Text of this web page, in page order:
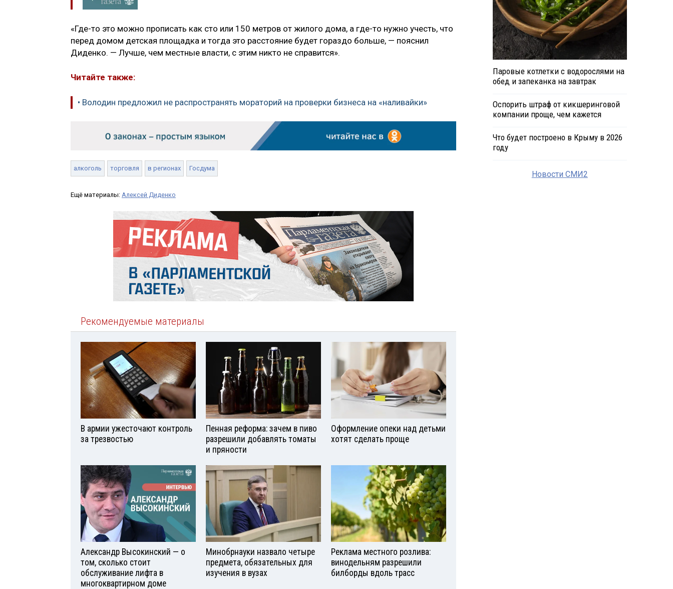
«Где-то это можно прописать как сто или 150 метров от жилого дома, а где-то нужно учесть, что
перед домом детская площадка и тогда это расстояние будет гораздо больше, — пояснил
Диденко. — Лучше, чем местные власти, с этим никто не справится».
Читайте также:
• Володин предложил не распространять мораторий на проверки бизнеса на «наливайки»
алкоголь торговля в регионах Госдума
Ещё материалы: Алексей Диденко
Рекомендуемые материалы
В армии ужесточают контроль
за трезвостью
Пенная реформа: зачем в пиво
разрешили добавлять томаты
и пряности
Оформление опеки над детьми
хотят сделать проще
Александр Высокинский — о
том, сколько стоит
обслуживание лифта в
многоквартирном доме
Минобрнауки назвало четыре
предмета, обязательных для
изучения в вузах
Реклама местного розлива:
винодельням разрешили
билборды вдоль трасс
Паровые котлетки с водорослями на
обед и запеканка на завтрак
Оспорить штраф от кикшеринговой
компании проще, чем кажется
Что будет построено в Крыму в 2026
году
Новости СМИ2